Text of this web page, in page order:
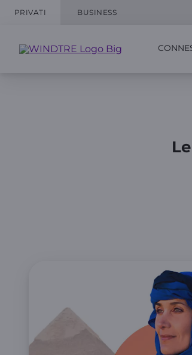
PRIVATI BUSINESS